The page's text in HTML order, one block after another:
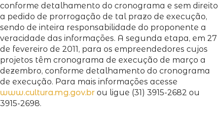
conforme detalhamento do cronograma e sem direito
a pedido de prorrogação de tal prazo de execução,
sendo de inteira responsabilidade do proponente a
veracidade das informações. A segunda etapa, em 27
de fevereiro de 2011, para os empreendedores cujos
projetos têm cronograma de execução de março a
dezembro, conforme detalhamento do cronograma
de execução. Para mais informações acesse
www.cultura.mg.gov.br ou ligue (31) 3915-2682 ou
3915-2698.